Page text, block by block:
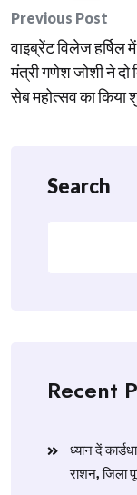
Post
Previous Post
वाइब्रेंट विलेज हर्षिल
मंत्री गणेश जोशी ने दो
सेब महोत्सव का किया
Search
Recent
ध्यान दें
राशन, जिला